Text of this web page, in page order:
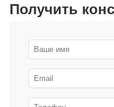
Получить